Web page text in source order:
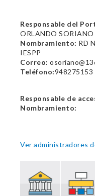
Responsable del
ORLANDO
Nombramiento: RD
IESPP
Correo:
Teléfono:948275153
Responsable de
Nombramiento:
Ver administradores